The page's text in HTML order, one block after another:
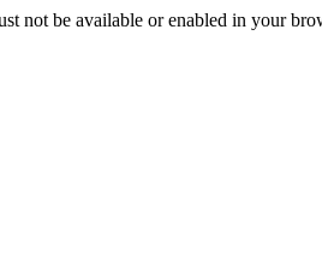
not be available or enabled in your